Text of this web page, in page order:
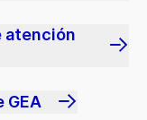
atención